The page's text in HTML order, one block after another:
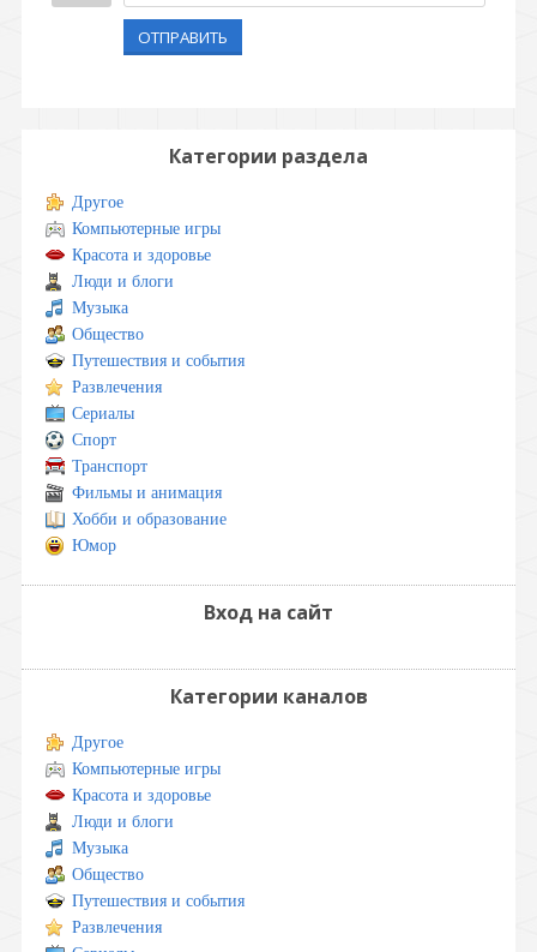
ОТПРАВИТЬ
Категории раздела
Другое
Компьютерные игры
Красота и здоровье
Люди и блоги
Музыка
Общество
Путешествия и события
Развлечения
Сериалы
Спорт
Транспорт
Фильмы и анимация
Хобби и образование
Юмор
Вход на сайт
Категории каналов
Другое
Компьютерные игры
Красота и здоровье
Люди и блоги
Музыка
Общество
Путешествия и события
Развлечения